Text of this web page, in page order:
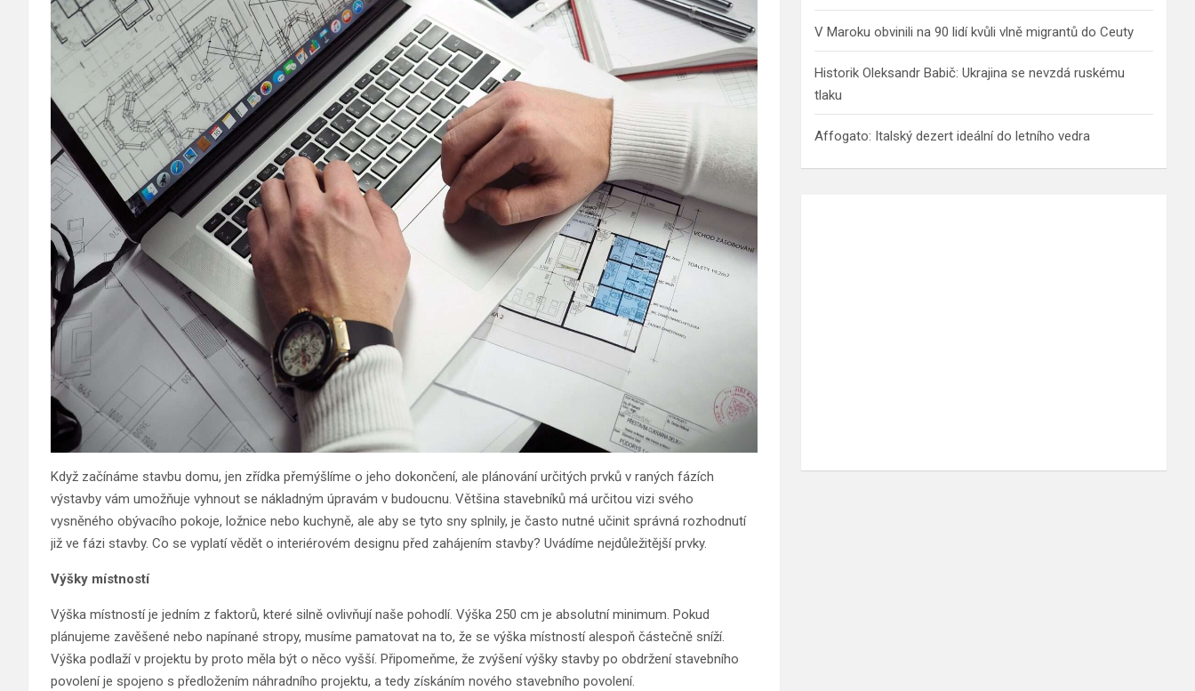
Když začínáme stavbu domu, jen zřídka přemýšlíme o jeho dokončení, ale plánování určitých prvků v raných fázích
výstavby vám umožňuje vyhnout se nákladným úpravám v budoucnu. Většina stavebníků má určitou vizi svého
vysněného obývacího pokoje, ložnice nebo kuchyně, ale aby se tyto sny splnily, je často nutné učinit správná rozhodnutí
již ve fázi stavby. Co se vyplatí vědět o interiérovém designu před zahájením stavby? Uvádíme nejdůležitější prvky.
Výšky místností
Výška místností je jedním z faktorů, které silně ovlivňují naše pohodlí. Výška 250 cm je absolutní minimum. Pokud
plánujeme zavěšené nebo napínané stropy, musíme pamatovat na to, že se výška místností alespoň částečně sníží.
Výška podlaží v projektu by proto měla být o něco vyšší. Připomeňme, že zvýšení výšky stavby po obdržení stavebního
povolení je spojeno s předložením náhradního projektu, a tedy získáním nového stavebního povolení.
V Maroku obvinili na 90 lidí kvůli vlně migrantů do Ceuty
Historik Oleksandr Babič: Ukrajina se nevzdá ruskému
tlaku
Affogato: Italský dezert ideální do letního vedra